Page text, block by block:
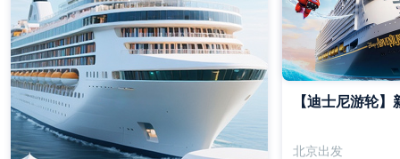
【迪士尼游轮
北京出发